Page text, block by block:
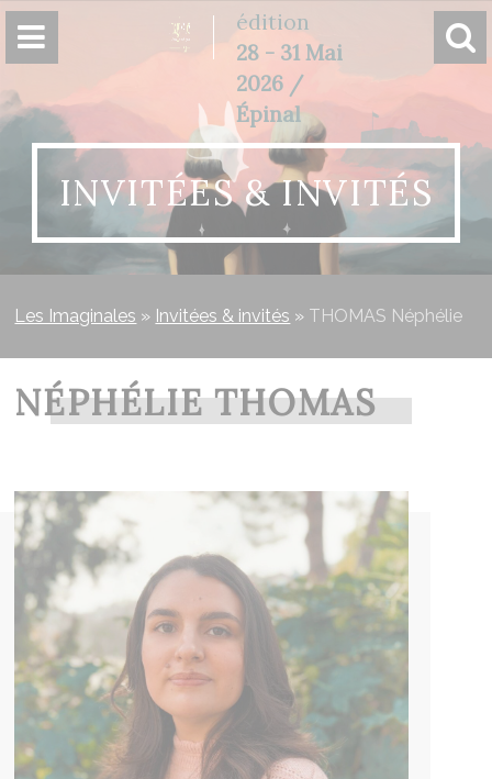
édition
28 - 31 Mai
2026 /
Épinal
INVITÉES & INVITÉS
Les Imaginales » Invitées & invités » THOMAS Néphélie
NÉPHÉLIE THOMAS
Panneau de gestion des cookies